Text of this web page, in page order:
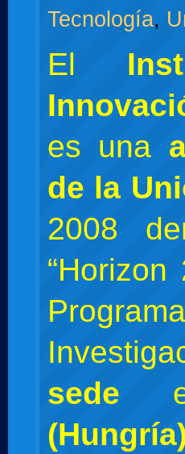
Tecnología,
El
es una
de la
2008
sede
(Hungría)